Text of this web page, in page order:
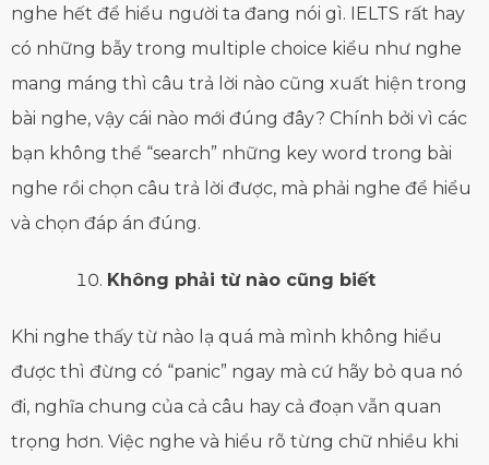
nghe hết để hiểu người ta đang nói gì. IELTS rất hay
có những bẫy trong multiple choice kiểu như nghe
mang máng thì câu trả lời nào cũng xuất hiện trong
bài nghe, vậy cái nào mới đúng đây? Chính bởi vì các
bạn không thể “search” những key word trong bài
nghe rồi chọn câu trả lời được, mà phải nghe để hiểu
và chọn đáp án đúng.
Không phải từ nào cũng biết
Khi nghe thấy từ nào lạ quá mà mình không hiểu
được thì đừng có “panic” ngay mà cứ hãy bỏ qua nó
đi, nghĩa chung của cả câu hay cả đoạn vẫn quan
trọng hơn. Việc nghe và hiểu rõ từng chữ nhiều khi